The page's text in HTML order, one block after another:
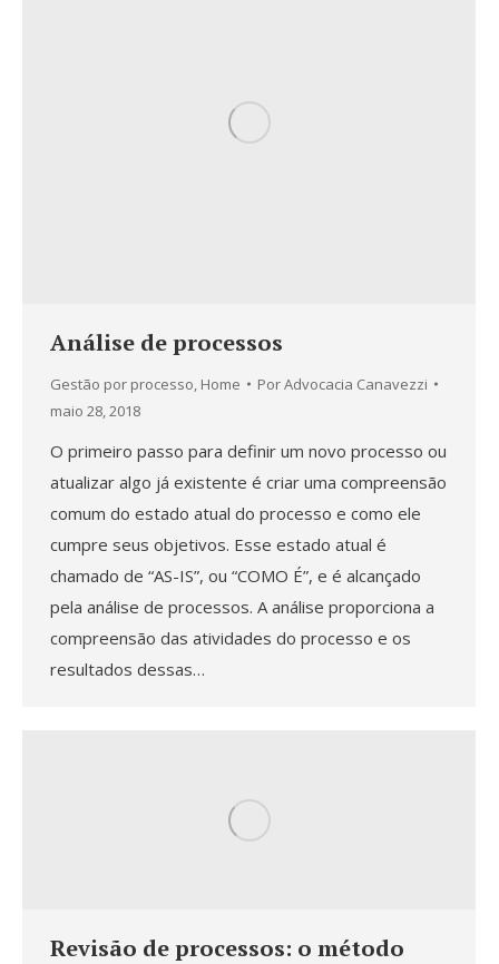
Análise de processos
Gestão por processo, Home PorAdvocacia Canavezzi
maio 28, 2018
O primeiro passo para definir um novo processo ou
atualizar algo já existente é criar uma compreensão
comum do estado atual do processo e como ele
cumpre seus objetivos. Esse estado atual é
chamado de “AS-IS”, ou “COMO É”, e é alcançado
pela análise de processos. A análise proporciona a
compreensão das atividades do processo e os
resultados dessas…
Revisão de processos: o método